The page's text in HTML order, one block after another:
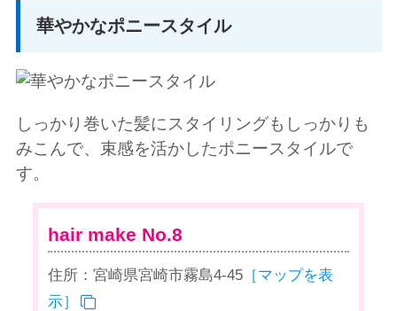
華やかなポニースタイル
しっかり巻いた髪にスタイリングもしっかりも
みこんで、束感を活かしたポニースタイルで
す。
hair make No.8
住所：宮崎県宮崎市霧島4-45 ［マップを表
示］